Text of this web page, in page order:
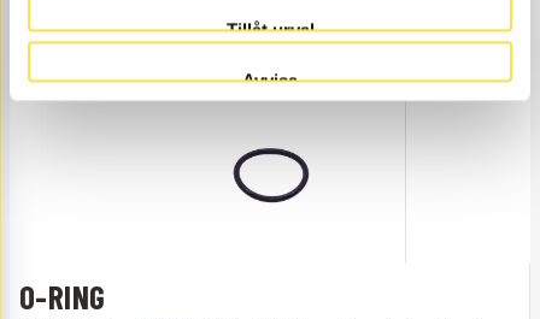
Tillåt urval
Avvisa
Pris exkl.
O-RING